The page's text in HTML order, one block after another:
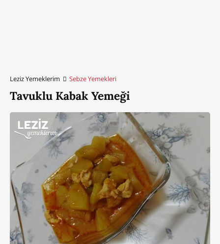
Leziz Yemeklerim Sebze Yemekleri
Tavuklu Kabak Yemeği